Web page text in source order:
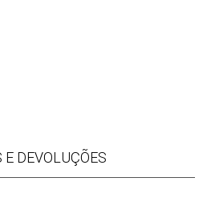
E DEVOLUÇÕES